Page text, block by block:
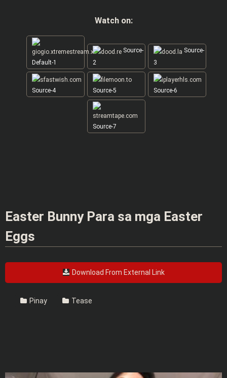
Watch on:
Default-1
Source-
2
Source-
3
Source-4 Source-5 Source-6
Source-7
Easter Bunny Para sa mga Easter
Eggs
Download From External Link
Pinay Tease